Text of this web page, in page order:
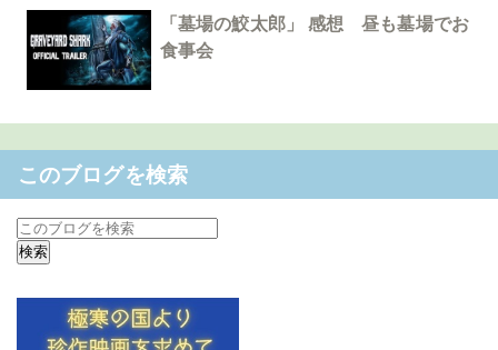
「墓場の鮫太郎」 感想 昼も墓場でお
食事会
このブログを検索